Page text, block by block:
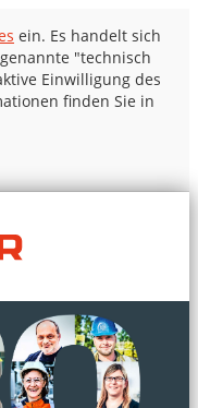
ein. Es handelt sich
"technisch
Einwilligung des
finden Sie in